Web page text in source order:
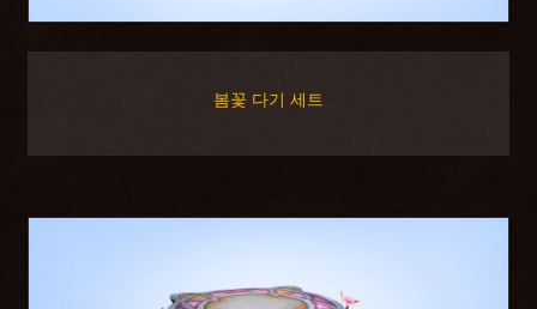
봄꽃 다기 세트